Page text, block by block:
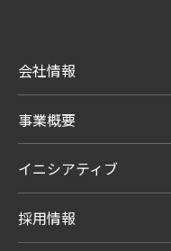
会社情報
事業概要
イニシアティブ
採用情報